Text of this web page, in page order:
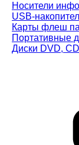
Носители
USB-
Карты флеш
Портативные
Диски DVD, CD